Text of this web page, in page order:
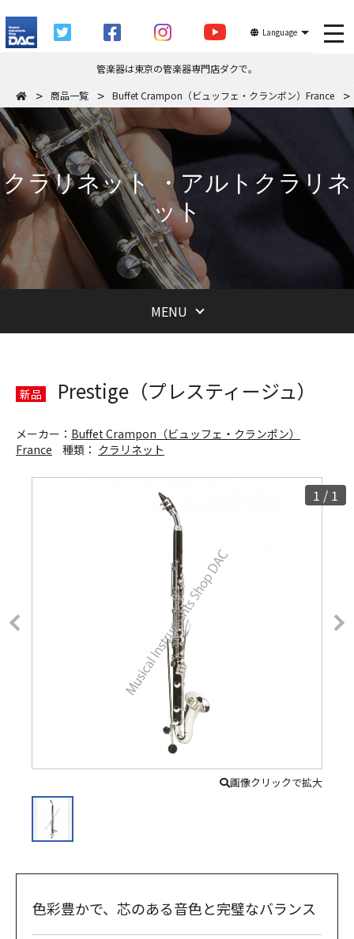
Language
管楽器は東京の管楽器専門店ダクで。
商品一覧
Buffet Crampon（ビュッフェ・クランポン）France
クラリネット ・アルトクラリネ
ット
MENU
新品 Prestige（プレスティージュ）
メーカー： Buffet Crampon（ビュッフェ・クランポン）
France
種類： クラリネット
1 / 1
画像クリックで拡大
色彩豊かで、芯のある音色と完璧なバランス